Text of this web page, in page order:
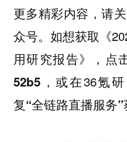
更多精彩内容，请
众号。如想获取《
用研究报告》，点
52b5，或在36氪
复“全链路直播服务”